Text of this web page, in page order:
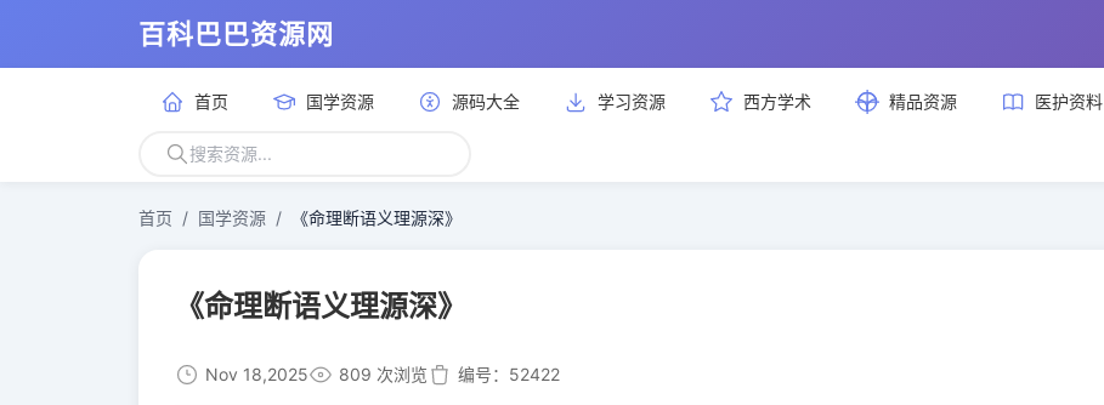
百科巴巴资源网
首页 国学资源 源码大全 学习资源 西方学术 精品资源 医护资料
首页 国学资源 《命理断语义理源深》
《命理断语义理源深》
Nov 18,2025 809 次浏览 编号：52422